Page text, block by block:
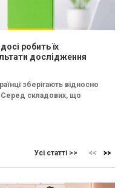
робить їх
дослідження
зберігають відносно
Серед складових, що
Усі статті >>